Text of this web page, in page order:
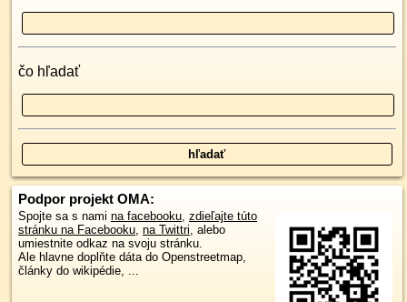
čo hľadať
Podpor projekt OMA:
Spojte sa s nami na facebooku, zdieľajte túto
stránku na Facebooku, na Twittri, alebo
umiestnite odkaz na svoju stránku.
Ale hlavne doplňte dáta do Openstreetmap,
články do wikipédie, ...